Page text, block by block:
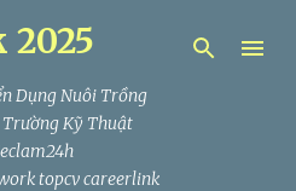
content
Dụng Nuôi Trồng
Trường Kỹ Thuật
topcv careerlink